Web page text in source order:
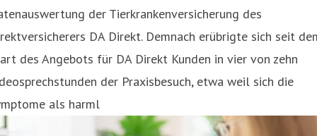
der Tierkrankenversicherung des
DA Direkt. Demnach erübrigte sich seit
des Angebots für DA Direkt Kunden in vier von zehn
der Praxisbesuch, etwa weil sich die
als harml